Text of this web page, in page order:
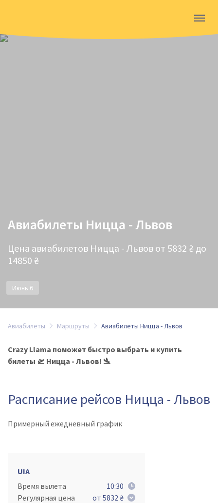
Авиабилеты Ницца - Львов
Цена авиабилетов Ницца - Львов от 5832 ₴ до
14850 ₴
Июнь 6
Авиабилеты Маршруты Авиабилеты Ницца - Львов
Crazy Llama поможет быстро выбрать и купить
билеты 🛫 Ницца - Львов! 🛬
Расписание рейсов Ницца - Львов
Примерный ежедневный график
UIA
Время вылета
10:30
Регулярная цена
от 5832 ₴